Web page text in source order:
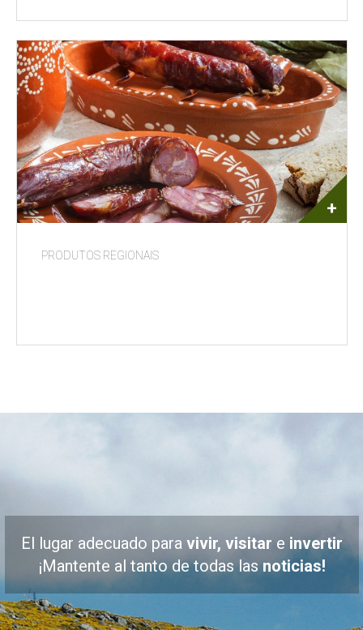
PRODUTOS REGIONAIS
+
El lugar adecuado para vivir, visitar e invertir
¡Mantente al tanto de todas lasnoticias!